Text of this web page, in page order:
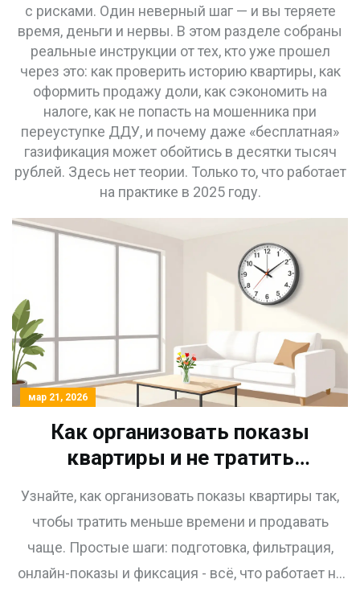
с рисками. Один неверный шаг — и вы теряете
время, деньги и нервы. В этом разделе собраны
реальные инструкции от тех, кто уже прошел
через это: как проверить историю квартиры, как
оформить продажу доли, как сэкономить на
налоге, как не попасть на мошенника при
переуступке ДДУ, и почему даже «бесплатная»
газификация может обойтись в десятки тысяч
рублей. Здесь нет теории. Только то, что работает
на практике в 2025 году.
мар 21, 2026
Как организовать показы
квартиры и не тратить
гид для продавцов
Узнайте, как организовать показы квартиры так,
чтобы тратить меньше времени и продавать
чаще. Простые шаги: подготовка, фильтрация,
онлайн-показы и фиксация - всё, что работает на